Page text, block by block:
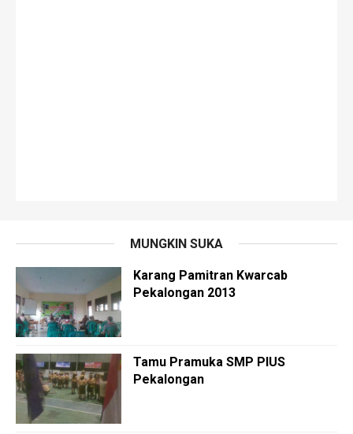
MUNGKIN SUKA
Karang Pamitran Kwarcab
Pekalongan 2013
Tamu Pramuka SMP PIUS
Pekalongan